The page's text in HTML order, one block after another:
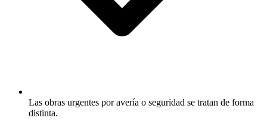
Las obras urgentes por avería o seguridad se tratan de forma
distinta.